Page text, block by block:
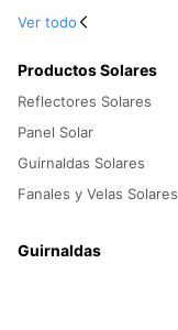
Ver todo
Productos Solares
Reflectores Solares
Panel Solar
Guirnaldas Solares
Fanales y Velas Solares
Guirnaldas